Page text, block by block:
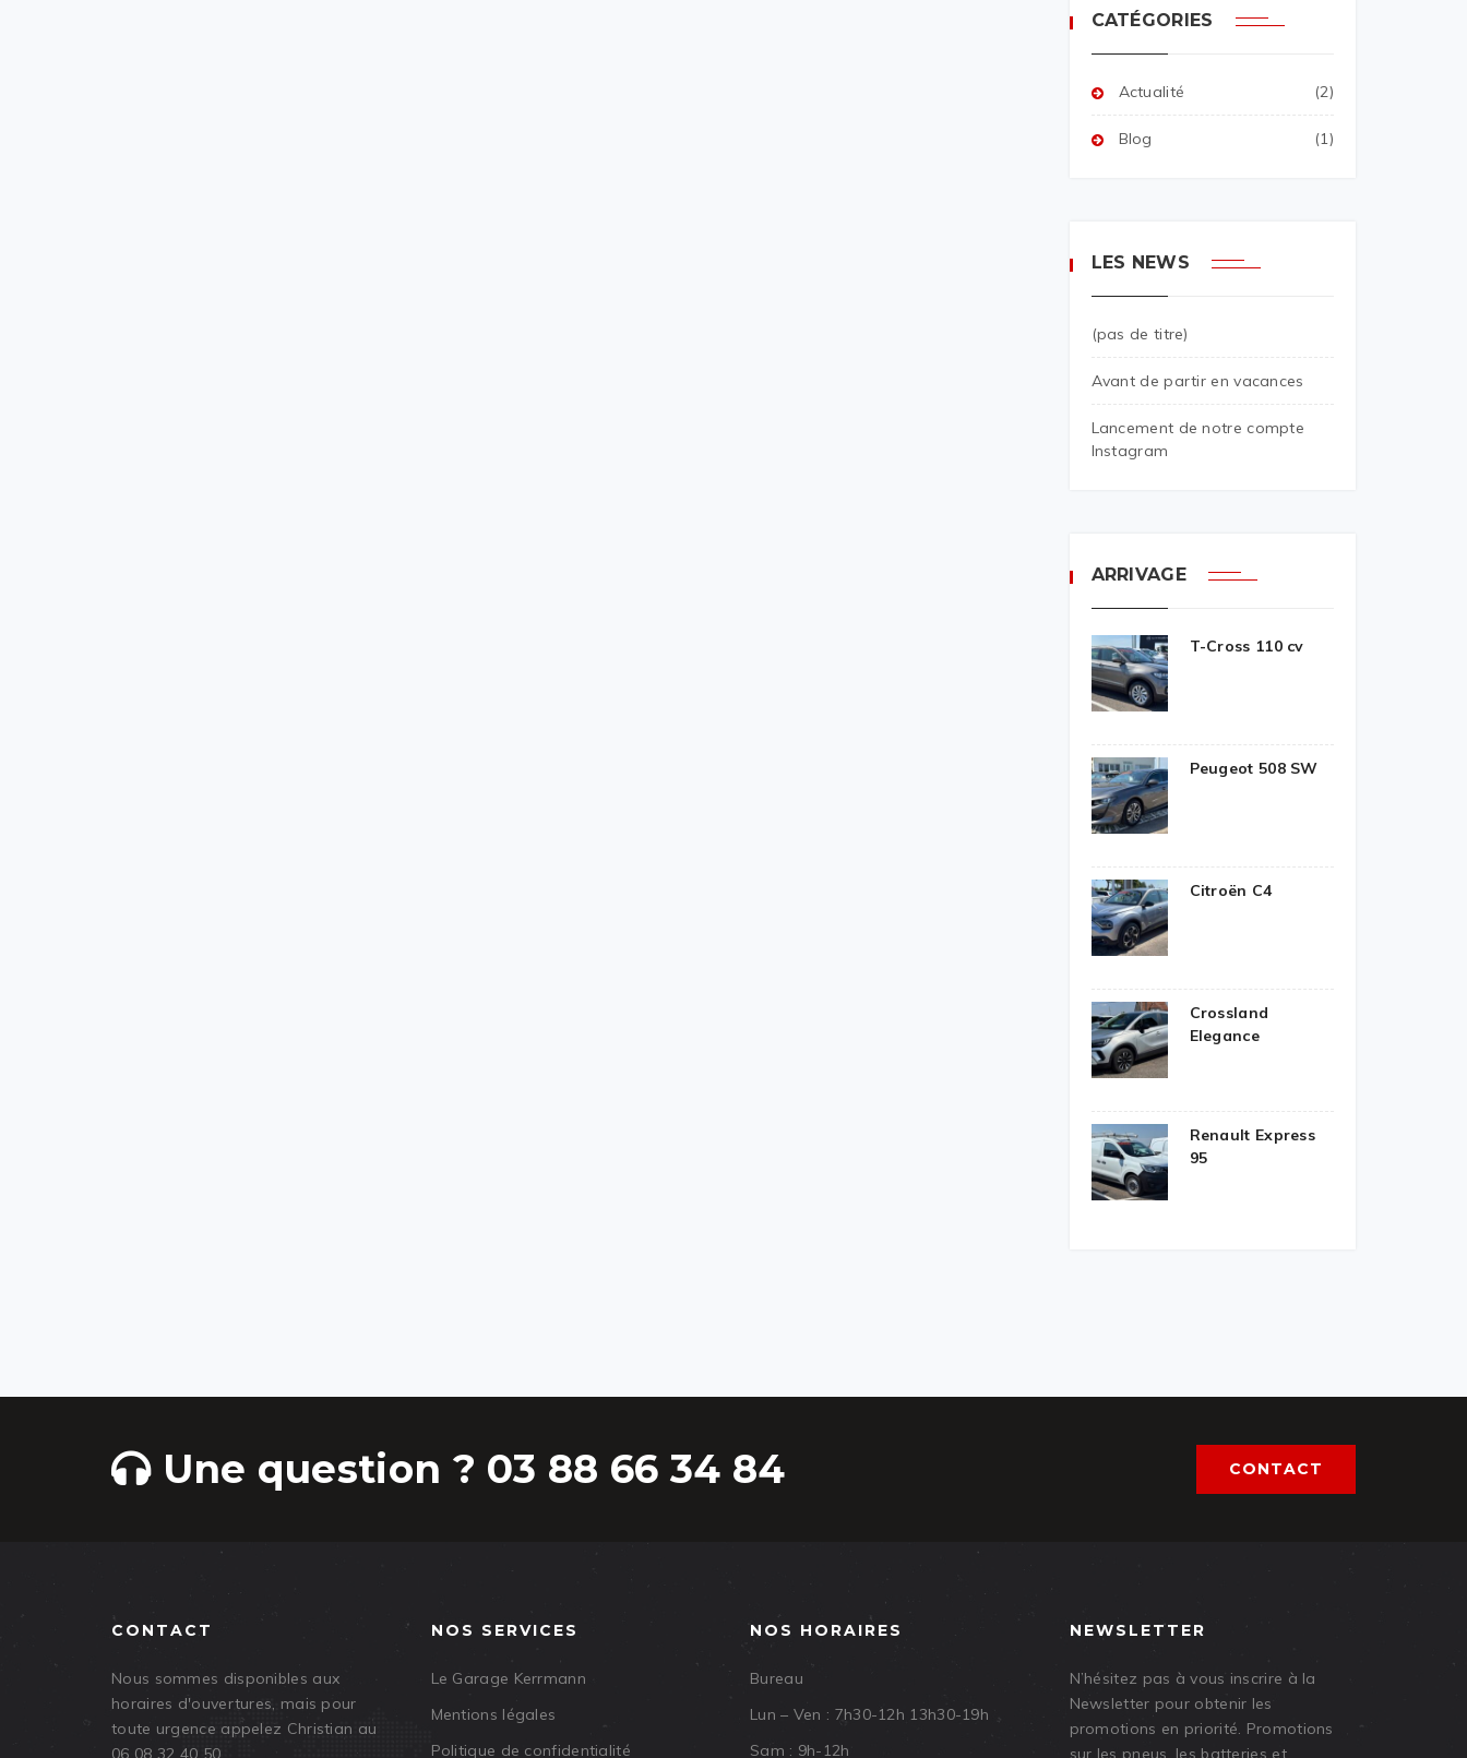
CATÉGORIES
Actualité (2)
Blog (1)
LES NEWS
(pas de titre)
Avant de partir en vacances
Lancement de notre compte
Instagram
ARRIVAGE
T-Cross 110 cv
Peugeot 508 SW
Citroën C4
Crossland
Elegance
Renault Express
95
Une question ? 03 88 66 34 84 CONTACT
CONTACT
Nous sommes disponibles aux
horaires d'ouvertures, mais pour
toute urgence appelez Christian au
06 08 32 40 50
NOS SERVICES
Le Garage Kerrmann
Mentions légales
Politique de confidentialité
NOS HORAIRES
Bureau
Lun – Ven : 7h30-12h 13h30-19h
Sam : 9h-12h
NEWSLETTER
N’hésitez pas à vous inscrire à la
Newsletter pour obtenir les
promotions en priorité. Promotions
sur les pneus, les batteries et